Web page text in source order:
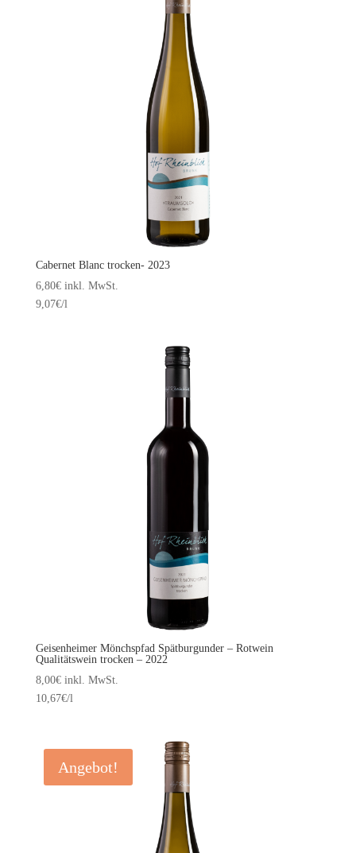
Cabernet Blanc trocken- 2023
6,80€ inkl. MwSt.
9,07€/l
Geisenheimer Mönchspfad Spätburgunder – Rotwein
Qualitätswein trocken – 2022
8,00€ inkl. MwSt.
10,67€/l
Angebot!